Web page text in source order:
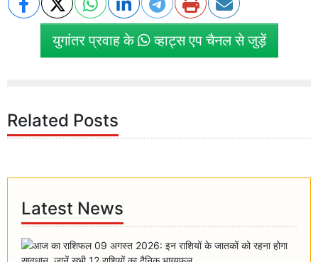
युगांतर प्रवाह के व्हाट्स एप चैनल से जुड़ें
Related Posts
Latest News